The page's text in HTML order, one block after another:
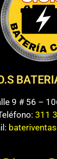
9 # 56 –
311